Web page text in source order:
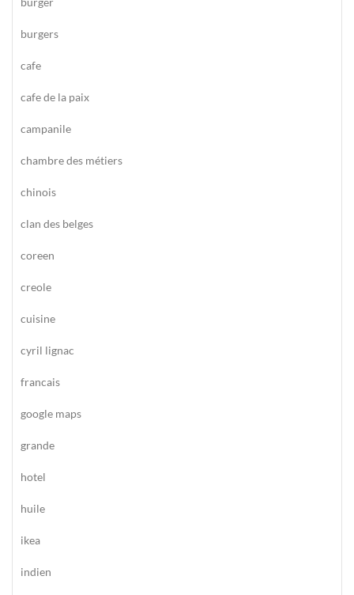
burgers
cafe
cafe de la paix
campanile
chambre des métiers
chinois
clan des belges
coreen
creole
cuisine
cyril lignac
francais
google maps
grande
hotel
huile
ikea
indien